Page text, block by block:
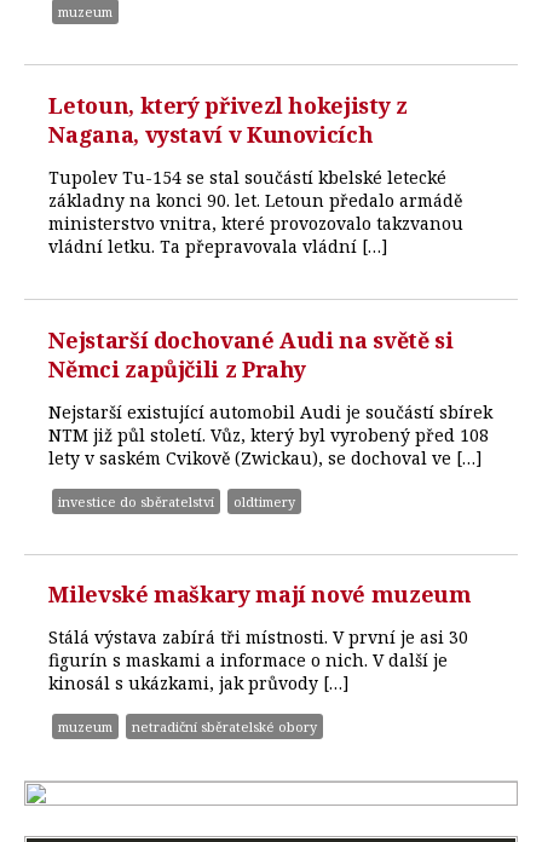
muzeum
Letoun, který přivezl hokejisty z
Nagana, vystaví v Kunovicích
Tupolev Tu-154 se stal součástí kbelské letecké
základny na konci 90. let. Letoun předalo armádě
ministerstvo vnitra, které provozovalo takzvanou
vládní letku. Ta přepravovala vládní […]
Nejstarší dochované Audi na světě si
Němci zapůjčili z Prahy
Nejstarší existující automobil Audi je součástí sbírek
NTM již půl století. Vůz, který byl vyrobený před 108
lety v saském Cvikově (Zwickau), se dochoval ve […]
investice do sběratelství oldtimery
Milevské maškary mají nové muzeum
Stálá výstava zabírá tři místnosti. V první je asi 30
figurín s maskami a informace o nich. V další je
kinosál s ukázkami, jak průvody […]
muzeum netradiční sběratelské obory